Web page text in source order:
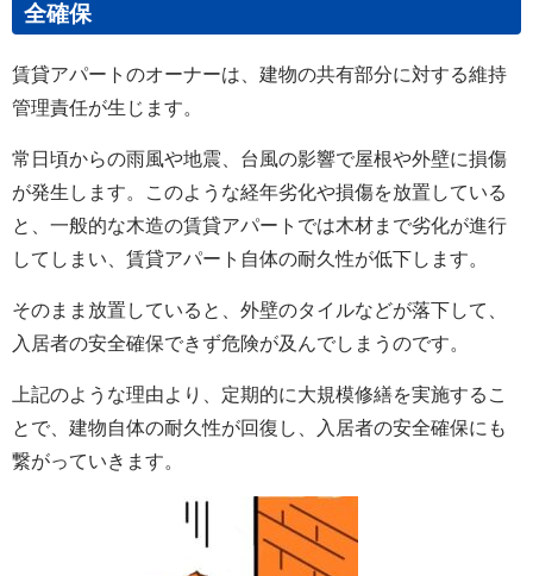
全確保
賃貸アパートのオーナーは、建物の共有部分に対する維持
管理責任が生じます。
常日頃からの雨風や地震、台風の影響で屋根や外壁に損傷
が発生します。このような経年劣化や損傷を放置している
と、一般的な木造の賃貸アパートでは木材まで劣化が進行
してしまい、賃貸アパート自体の耐久性が低下します。
そのまま放置していると、外壁のタイルなどが落下して、
入居者の安全確保できず危険が及んでしまうのです。
上記のような理由より、定期的に大規模修繕を実施するこ
とで、建物自体の耐久性が回復し、入居者の安全確保にも
繋がっていきます。